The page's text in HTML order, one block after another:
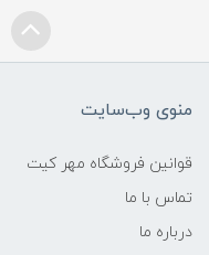
منوی وب‌سایت
قوانین فروشگاه مهر کیت
تماس با ما
درباره ما